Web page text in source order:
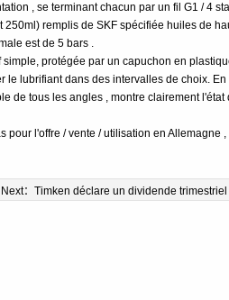
, se terminant chacun par un fil G1 / 4
remplis de SKF spécifiée huiles de
est de 5 bars .
protégée par un capuchon en
le lubrifiant dans des intervalles de choix. En
de tous les angles , montre clairement l'état
pour l'offre / vente / utilisation en Allemagne
Next：Timken déclare un dividende trimestriel